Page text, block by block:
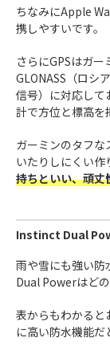
ちなみにApple
携しやすいです。
さらにGPSはガー
GLONASS（ロシ
信号）に対応して
計で方位と標高を
ガーミンのタフな
いたりしにくい作
持ちといい、頑丈
Instinct Dual
雨や雪にも強い
Dual Powerはど
表からもわかると
に高い防水機能だ